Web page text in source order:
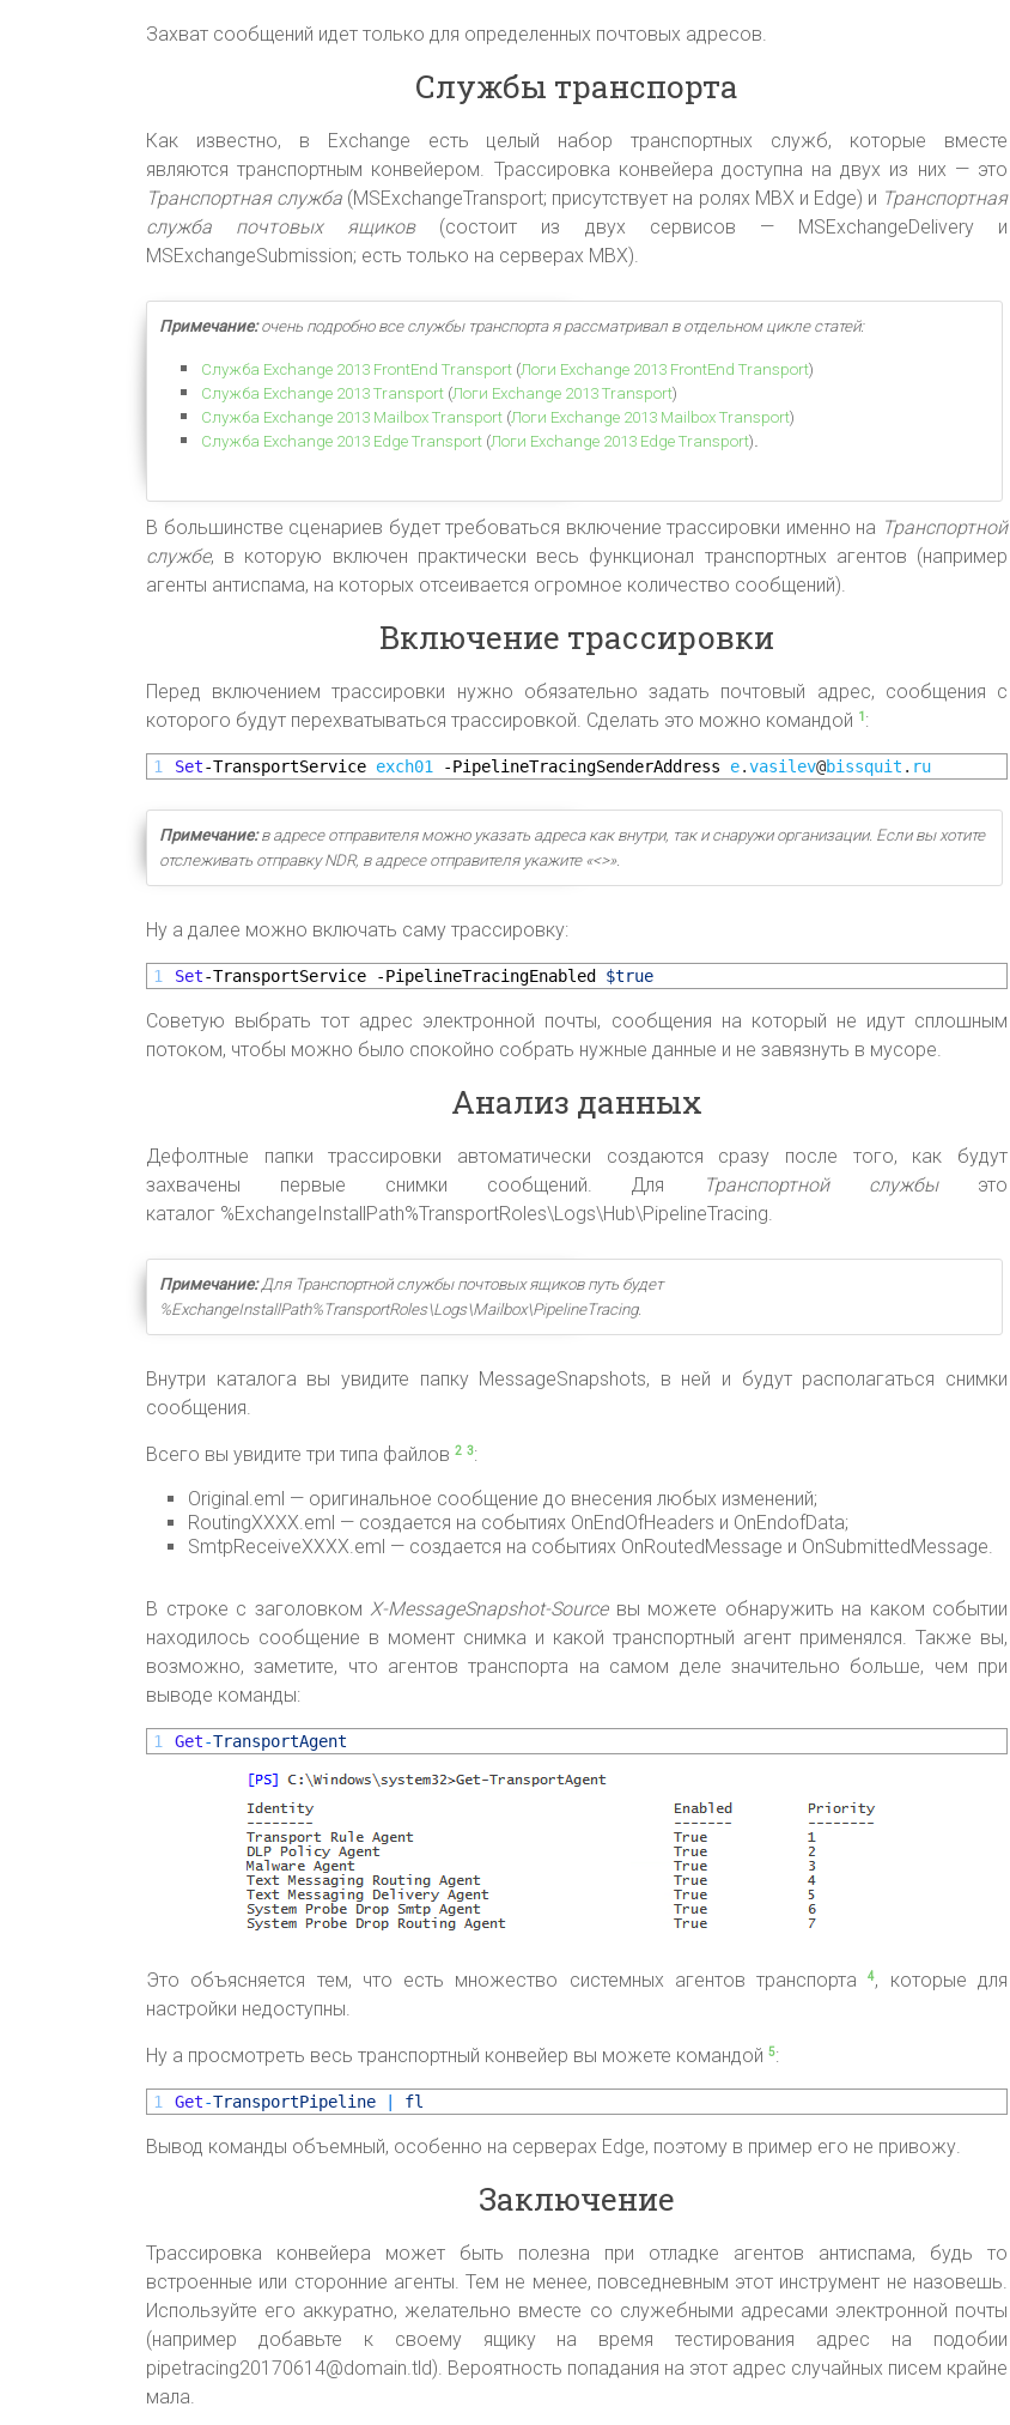
Захват сообщений идет только для определенных почтовых адресов.
Службы транспорта
Как известно, в Exchange есть целый набор транспортных служб, которые вместе
являются транспортным конвейером. Трассировка конвейера доступна на двух из них — это
Транспортная служба (MSExchangeTransport; присутствует на ролях MBX и Edge) и Транспортная
служба почтовых ящиков(состоит из двух сервисов — MSExchangeDelivery и
MSExchangeSubmission; есть только на серверах MBX).
Примечание:очень подробно все службы транспорта я рассматривал в отдельном цикле статей:
Служба Exchange 2013 FrontEnd Transport (Логи Exchange 2013 FrontEnd Transport)
Служба Exchange 2013 Transport (Логи Exchange 2013 Transport)
Служба Exchange 2013 Mailbox Transport (Логи Exchange 2013 Mailbox Transport)
Служба Exchange 2013 Edge Transport (Логи Exchange 2013 Edge Transport).
В большинстве сценариев будет требоваться включение трассировки именно на Транспортной
службе, в которую включен практически весь функционал транспортных агентов (например
агенты антиспама, на которых отсеивается огромное количество сообщений).
Включение трассировки
Перед включением трассировки нужно обязательно задать почтовый адрес, сообщения с
которого будут перехватываться трассировкой. Сделать это можно командой 1 :
1 Set-TransportService exch01 -PipelineTracingSenderAddress e.vasilev@bissquit . ru
Примечание:в адресе отправителя можно указать адреса как внутри, так и снаружи организации. Если вы хотите
отслеживать отправку NDR, в адресе отправителя укажите «<>».
Ну а далее можно включать саму трассировку:
1 Set-TransportService -PipelineTracingEnabled $true
Советую выбрать тот адрес электронной почты, сообщения на который не идут сплошным
потоком, чтобы можно было спокойно собрать нужные данные и не завязнуть в мусоре.
Анализ данных
Дефолтные папки трассировки автоматически создаются сразу после того, как будут
захвачены первые снимки сообщений. Для
Транспортной службыэто
каталог %ExchangeInstallPath%TransportRoles\Logs\Hub\PipelineTracing.
Примечание:Для Транспортной службы почтовых ящиков путь будет
%ExchangeInstallPath%TransportRoles\Logs\Mailbox\PipelineTracing.
Внутри каталога вы увидите папку MessageSnapshots, в ней и будут располагаться снимки
сообщения.
Всего вы увидите три типа файлов 2 3:
Original.eml — оригинальное сообщение до внесения любых изменений;
RoutingXXXX.eml — создается на событиях OnEndOfHeaders и OnEndofData;
SmtpReceiveXXXX.eml — создается на событиях OnRoutedMessage и OnSubmittedMessage.
В строке с заголовком X-MessageSnapshot-Sourceвы можете обнаружить на каком событии
находилось сообщение в момент снимка и какой транспортный агент применялся. Также вы,
возможно, заметите, что агентов транспорта на самом деле значительно больше, чем при
выводе команды:
1 Get-TransportAgent
Это объясняется тем, что есть множество системных агентов транспорта 4, которые для
настройки недоступны.
Ну а просмотреть весь транспортный конвейер вы можете командой 5:
1 Get-TransportPipeline fl
Вывод команды объемный, особенно на серверах Edge, поэтому в пример его не привожу.
Заключение
Трассировка конвейера может быть полезна при отладке агентов антиспама, будь то
встроенные или сторонние агенты. Тем не менее, повседневным этот инструмент не назовешь.
Используйте его аккуратно, желательно вместе со служебными адресами электронной почты
(например добавьте к своему ящику на время тестирования адрес на подобии
pipetracing20170614@domain.tld). Вероятность попадания на этот адрес случайных писем крайне
мала.